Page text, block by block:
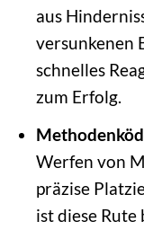
aus
versunkenen
schnelles
zum Erfolg.
Werfen von
präzise
ist diese Rute